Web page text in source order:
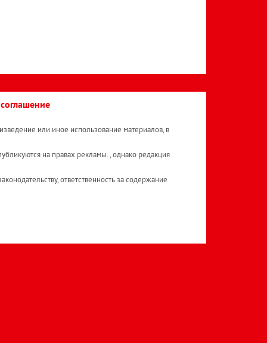
или иное использование материалов, в
на правах рекламы. , однако редакция
ответственность за содержание